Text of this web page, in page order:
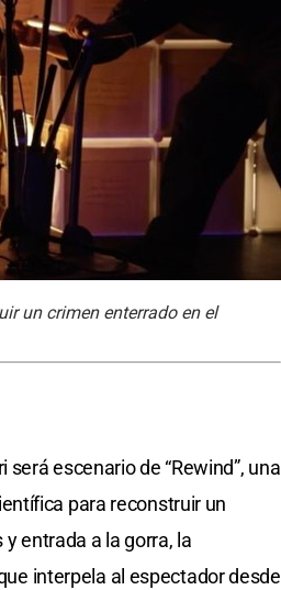
un crimen enterrado en el
escenario de “Rewind”, una
para reconstruir un
entrada a la gorra, la
interpela al espectador desde